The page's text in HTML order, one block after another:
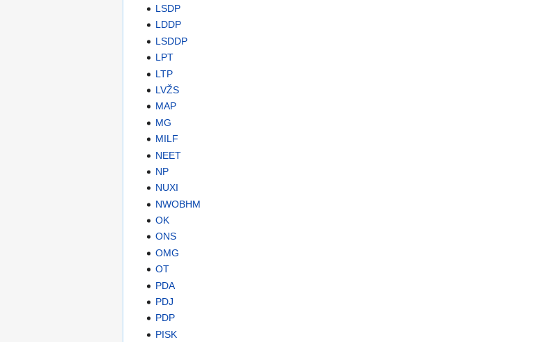
LSDP
LDDP
LSDDP
LPT
LTP
LVŽS
MAP
MG
MILF
NEET
NP
NUXI
NWOBHM
OK
ONS
OMG
OT
PDA
PDJ
PDP
PISK